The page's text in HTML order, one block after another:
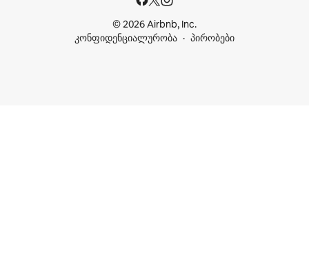
© 2026 Airbnb, Inc.
კონფიდენციალურობა
პირობები